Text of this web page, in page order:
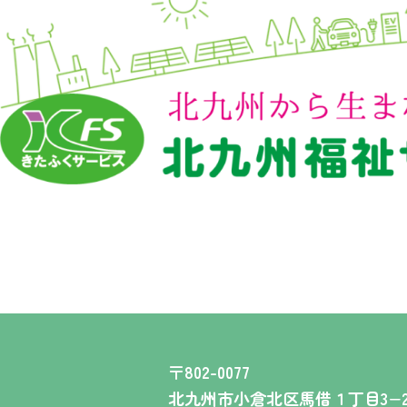
〒802-0077
北九州市小倉北区馬借１丁目